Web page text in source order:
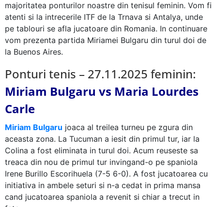
majoritatea ponturilor noastre din tenisul feminin. Vom fi
atenti si la intrecerile ITF de la Trnava si Antalya, unde
pe tablouri se afla jucatoare din Romania. In continuare
vom prezenta partida Miriamei Bulgaru din turul doi de
la Buenos Aires.
Ponturi tenis – 27.11.2025 feminin:
Miriam Bulgaru vs Maria Lourdes
Carle
Miriam Bulgaru joaca al treilea turneu pe zgura din
aceasta zona. La Tucuman a iesit din primul tur, iar la
Colina a fost eliminata in turul doi. Acum reuseste sa
treaca din nou de primul tur invingand-o pe spaniola
Irene Burillo Escorihuela (7-5 6-0). A fost jucatoarea cu
initiativa in ambele seturi si n-a cedat in prima mansa
cand jucatoarea spaniola a revenit si chiar a trecut in